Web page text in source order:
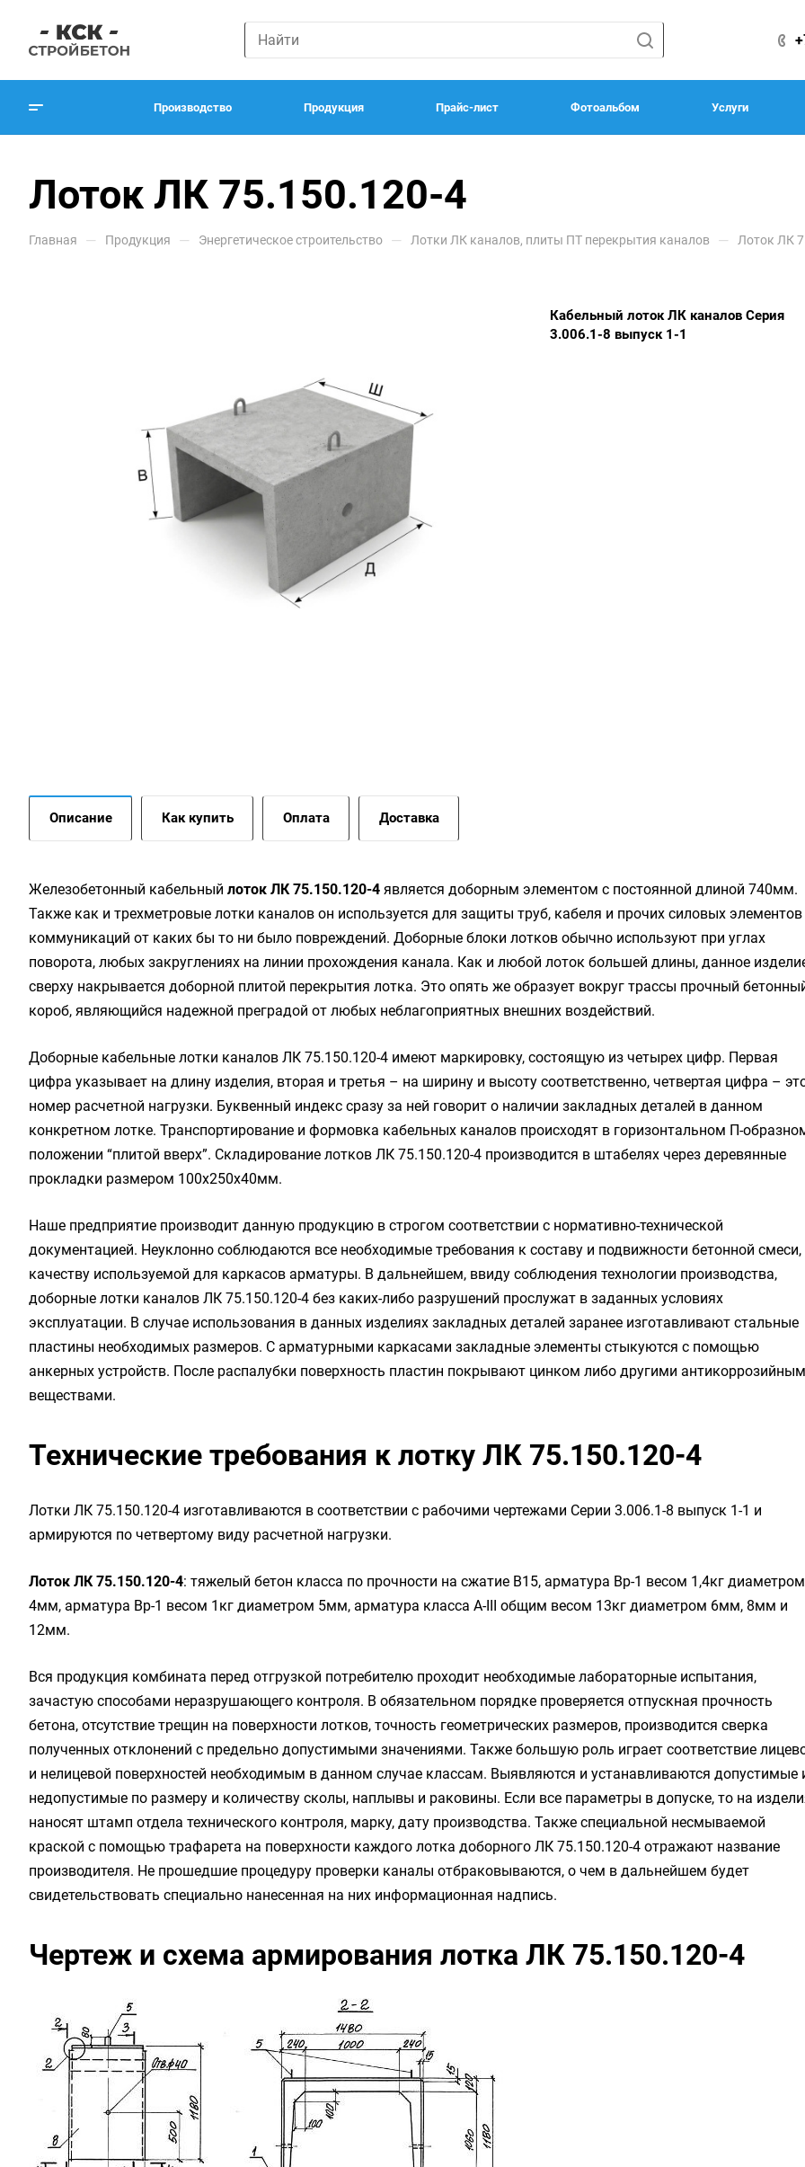
Производство Продукция Прайс-лист Фотоальбом Услуги
Лоток ЛК 75.150.120-4
Главная — Продукция — Энергетическое строительство — Лотки ЛК каналов, плиты ПТ перекрытия каналов — Лоток ЛК
Кабельный лоток ЛК каналов Серия
3.006.1-8 выпуск 1-1
Описание Как купить Оплата Доставка
Жeлeзoбeтoнный кaбeльный лoтoк ЛК 75.150.120-4 является доборным элементом с постоянной длиной 740мм.
Также как и трехметровые лотки каналов он используется для защиты труб, кабеля и прочих силовых элементов
коммуникаций от каких бы то ни было повреждений. Доборные блоки лотков обычно используют при углах
поворота, любых закруглениях на линии прохождения канала. Как и любой лоток большей длины, данное
сверху накрывается доборной плитой перекрытия лотка. Это опять же образует вокруг трассы прочный
короб, являющийся надежной преградой от любых неблагоприятных внешних воздействий.
Доборные кабельные лотки каналов ЛК 75.150.120-4 имеют маркировку, состоящую из четырех цифр. Первая
цифра указывает на длину изделия, вторая и третья – на ширину и высоту соответственно, четвертая цифра –
номер расчетной нагрузки. Буквенный индекс сразу за ней говорит о наличии закладных деталей в данном
конкретном лотке. Транспортирование и формовка кабельных каналов происходят в горизонтальном П-
положении “плитой вверх”. Складирование лотков ЛК 75.150.120-4 производится в штабелях через деревянные
прокладки размером 100х250х40мм.
Наше предприятие производит данную продукцию в строгом соответствии с нормативно-технической
документацией. Неуклонно соблюдаются все необходимые требования к составу и подвижности бетонной смеси,
качеству используемой для каркасов арматуры. В дальнейшем, ввиду соблюдения технологии производства,
доборные лотки каналов ЛК 75.150.120-4 без каких-либо разрушений прослужат в заданных условиях
эксплуатации. В случае использования в данных изделиях закладных деталей заранее изготавливают стальные
пластины необходимых размеров. С арматурными каркасами закладные элементы стыкуются с помощью
анкерных устройств. После распалубки поверхность пластин покрывают цинком либо другими
веществами.
Технические требования к лотку ЛК 75.150.120-4
Лотки ЛК 75.150.120-4 изготавливаются в соответствии с рабочими чертежами Серии 3.006.1-8 выпуск 1-1 и
армируются по четвертому виду расчетной нагрузки.
Лоток ЛК 75.150.120-4: тяжелый бетон класса по прочности на сжатие B15, арматура Вр-1 весом 1,4кг диаметром
4мм, арматура Вр-1 весом 1кг диаметром 5мм, арматура класса А-III общим весом 13кг диаметром 6мм, 8мм и
12мм.
Вся продукция комбината перед отгрузкой потребителю проходит необходимые лабораторные испытания,
зачастую способами неразрушающего контроля. В обязательном порядке проверяется отпускная прочность
бетона, отсутствие трещин на поверхности лотков, точность геометрических размеров, производится сверка
полученных отклонений с предельно допустимыми значениями. Также большую роль играет соответствие
и нелицевой поверхностей необходимым в данном случае классам. Выявляются и устанавливаются допустимые
недопустимые по размеру и количеству сколы, наплывы и раковины. Если все параметры в допуске, то на
наносят штамп отдела технического контроля, марку, дату производства. Также специальной несмываемой
краской с помощью трафарета на поверхности каждого лотка доборного ЛК 75.150.120-4 отражают название
производителя. Не прошедшие процедуру проверки каналы отбраковываются, о чем в дальнейшем будет
свидетельствовать специально нанесенная на них информационная надпись.
Чертеж и схема армирования лотка ЛК 75.150.120-4